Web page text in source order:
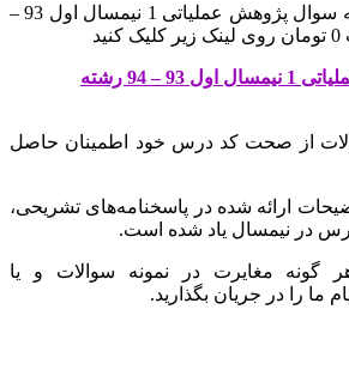
برای دانلود رایگان نمونه سوال پژوهش عملیاتی 1 نیمسال اول 93 –
دانلود رایگان پژوهش عملیاتی 1 نیمسال اول 93 – 94 رشته
از صحت کد درس خود اطمینان حاصل
ارائه شده در پاسخنامه‌های تشریحی،
در نیمسال یاد شده است.
مغایرت در نمونه سوالات و یا
ما را در جریان بگذارید.